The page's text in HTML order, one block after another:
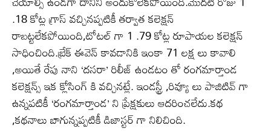
.18 కోట్ల గ్రాస్ వచ్చినప్పటికీ తర్వాత కలెక్షన్
రాబట్టలేకపోయింది,టోటల్ గా 1 .79 కోట్ల రూపాయల కలెక్షన్
సాధించింది.బ్రేక్ ఈవెన్ కావడానికి ఇంకా 71 లక్ష లు కావాలి
,అయితే రేపు నాని ‘దసరా’ రిలీజ్ ఉండటం తో రంగమార్తాండ
కలెక్షన్స్ ఇక క్లోసింగ్ కి వచ్చినట్లే. ఇండస్ట్రీ ,రివ్యూ లు పాజిటివ్ గా
ఉన్నపటికీ ‘రంగమార్తాండ’ ని ప్రేక్షకులు ఆదరించలేదు.కథ
,కథనాలు బాగున్నప్పటికీ డిజాస్టర్ గా నిలిచింది.